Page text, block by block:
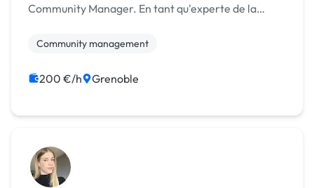
Community Manager. En tant qu'experte de la
développer et à optimiser votre présence en ligne.
Community management
200 €/h Grenoble